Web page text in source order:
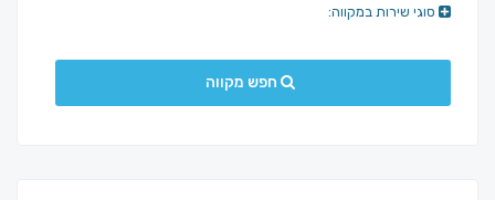
סוגי שירות במקווה:
חפש מקווה